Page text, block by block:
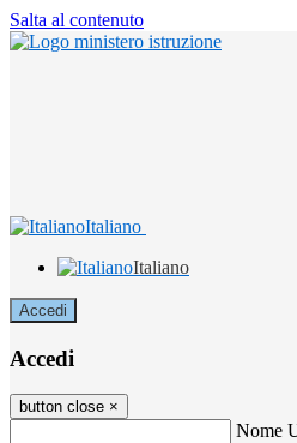
Salta al contenuto
Italiano
Italiano
Accedi
Accedi
button close ×
Nome